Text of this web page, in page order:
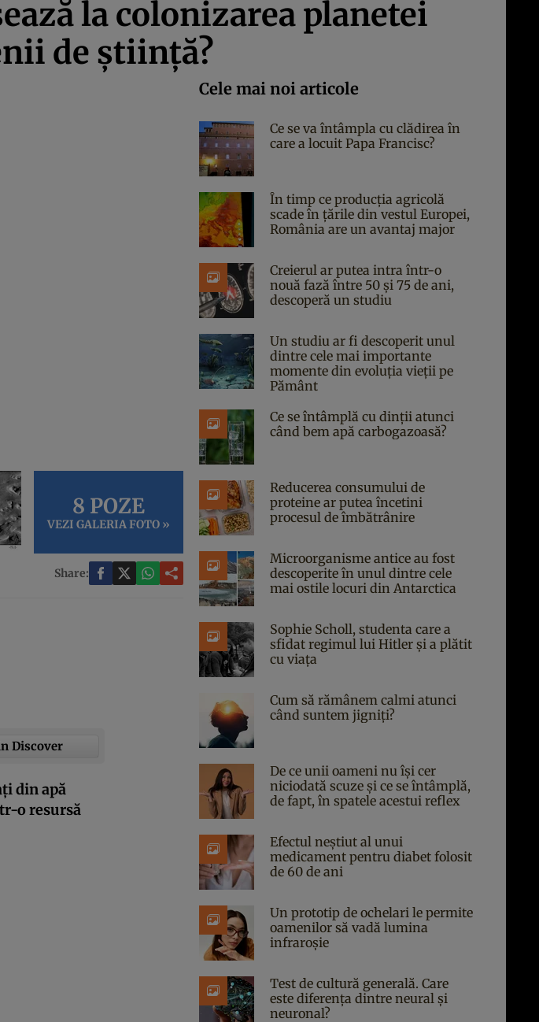
la colonizarea planetei
de știință?
8 POZE
VEZI GALERIA FOTO »
Share:
Discover
din apă
o resursă
Cele mai noi articole
Ce se va întâmpla cu clădirea în
care a locuit Papa Francisc?
În timp ce producția agricolă
scade în țările din vestul Europei,
România are un avantaj major
Creierul ar putea intra într-o
nouă fază între 50 și 75 de ani,
descoperă un studiu
Un studiu ar fi descoperit unul
dintre cele mai importante
momente din evoluția vieții pe
Pământ
Ce se întâmplă cu dinții atunci
când bem apă carbogazoasă?
Reducerea consumului de
proteine ar putea încetini
procesul de îmbătrânire
Microorganisme antice au fost
descoperite în unul dintre cele
mai ostile locuri din Antarctica
Sophie Scholl, studenta care a
sfidat regimul lui Hitler și a plătit
cu viața
Cum să rămânem calmi atunci
când suntem jigniți?
De ce unii oameni nu își cer
niciodată scuze și ce se întâmplă,
de fapt, în spatele acestui reflex
Efectul neștiut al unui
medicament pentru diabet folosit
de 60 de ani
Un prototip de ochelari le permite
oamenilor să vadă lumina
infraroșie
Test de cultură generală. Care
este diferența dintre neural și
neuronal?